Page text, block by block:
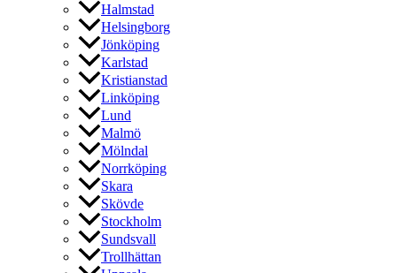
Halmstad
Helsingborg
Jönköping
Karlstad
Kristianstad
Linköping
Lund
Malmö
Mölndal
Norrköping
Skara
Skövde
Stockholm
Sundsvall
Trollhättan